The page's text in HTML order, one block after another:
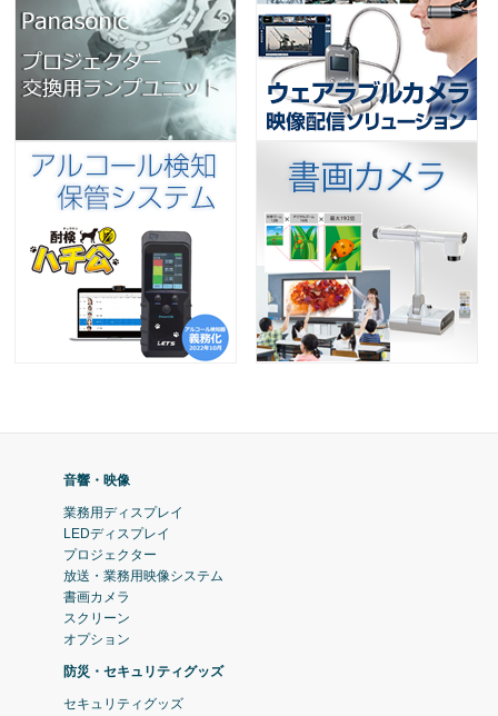
音響・映像
業務用ディスプレイ
LEDディスプレイ
プロジェクター
放送・業務用映像システム
書画カメラ
スクリーン
オプション
防災・セキュリティグッズ
セキュリティグッズ